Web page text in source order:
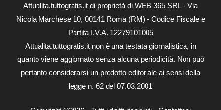
Attualita.tuttogratis.it di proprietà di WEB 365 SRL - Via
Nicola Marchese 10, 00141 Roma (RM) - Codice Fiscale e
Partita I.V.A. 12279101005
Attualita.tuttogratis.it non è una testata giornalistica, in
quanto viene aggiornato senza alcuna periodicità. Non può
pertanto considerarsi un prodotto editoriale ai sensi della
legge n. 62 del 07.03.2001